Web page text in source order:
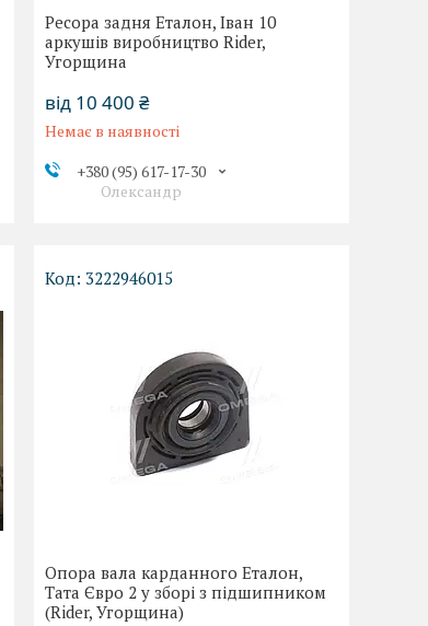
Ресора задня Еталон, Іван 10
аркушів виробництво Rider,
Угорщина
від 10 400 ₴
Немає в наявності
+380 (95) 617-17-30
Олександр
3222946015
Опора вала карданного Еталон,
Тата Євро 2 у зборі з підшипником
(Rider, Угорщина)